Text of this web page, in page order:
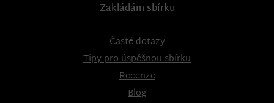
Zakládám sbírku
Časté dotazy
Tipy pro úspěšnou sbírku
Recenze
Blog